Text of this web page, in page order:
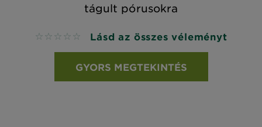
tágult pórusokra
No reviews Lásd az összes véleményt
GYORS MEGTEKINTÉS